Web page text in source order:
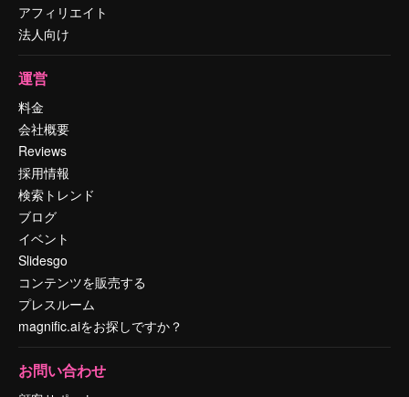
アフィリエイト
法人向け
運営
料金
会社概要
Reviews
採用情報
検索トレンド
ブログ
イベント
Slidesgo
コンテンツを販売する
プレスルーム
magnific.aiをお探しですか？
お問い合わせ